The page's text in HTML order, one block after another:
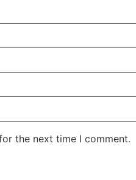
the next time I comment.